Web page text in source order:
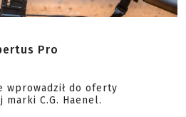
Pro
wprowadził do oferty
C.G. Haenel.